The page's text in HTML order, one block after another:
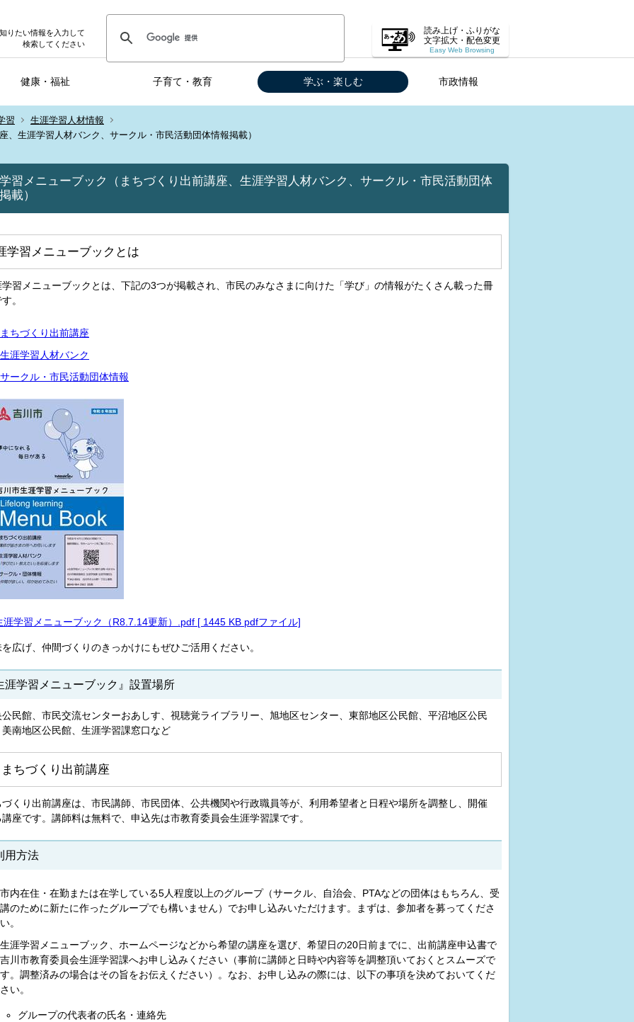
りたい情報を入力して
検索してください
読み上げ・ふりがな
文字拡大・配色変更
Easy Web Browsing
健康・福祉 子育て・教育 学ぶ・楽しむ 市政情報
習
生涯学習人材情報
生涯学習人材バンク、サークル・市民活動団体情報掲載）
習メニューブック（まちづくり出前講座、生涯学習人材バンク、サークル・市民活動団体
載）
学習メニューブックとは
学習メニューブックとは、下記の3つが掲載され、市民のみなさまに向けた「学び」の情報がたくさん載った冊
。
まちづくり出前講座
生涯学習人材バンク
サークル・市民活動団体情報
涯学習メニューブック（R8.7.14更新）.pdf [ 1445 KB pdfファイル]
広げ、仲間づくりのきっかけにもぜひご活用ください。
涯学習メニューブック』設置場所
公民館、市民交流センターおあしす、視聴覚ライブラリー、旭地区センター、東部地区公民館、平沼地区公民
美南地区公民館、生涯学習課窓口など
ちづくり出前講座
づくり出前講座は、市民講師、市民団体、公共機関や行政職員等が、利用希望者と日程や場所を調整し、開催
座です。講師料は無料で、申込先は市教育委員会生涯学習課です。
用方法
市内在住・在勤または在学している5人程度以上のグループ（サークル、自治会、PTAなどの団体はもちろん、受
講のために新たに作ったグループでも構いません）でお申し込みいただけます。まずは、参加者を募ってくださ
い。
生涯学習メニューブック、ホームページなどから希望の講座を選び、希望日の20日前までに、出前講座申込書で
吉川市教育委員会生涯学習課へお申し込みください（事前に講師と日時や内容等を調整頂いておくとスムーズで
す。調整済みの場合はその旨をお伝えください）。なお、お申し込みの際には、以下の事項を決めておいてくだ
さい。
グループの代表者の氏名・連絡先